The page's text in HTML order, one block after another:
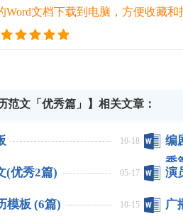
Word文档下载到电脑，方便收藏和
范文「优秀篇」】相关文章：
10-18
编
秀
(优秀2篇) 05-17 演
模板 (6篇) 10-15 广